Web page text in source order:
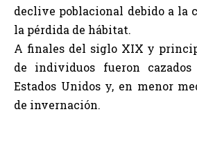
declive poblacional debido a la
la pérdida de hábitat.
A finales del siglo XIX y
de individuos fueron
Estados Unidos y, en menor
de invernación.